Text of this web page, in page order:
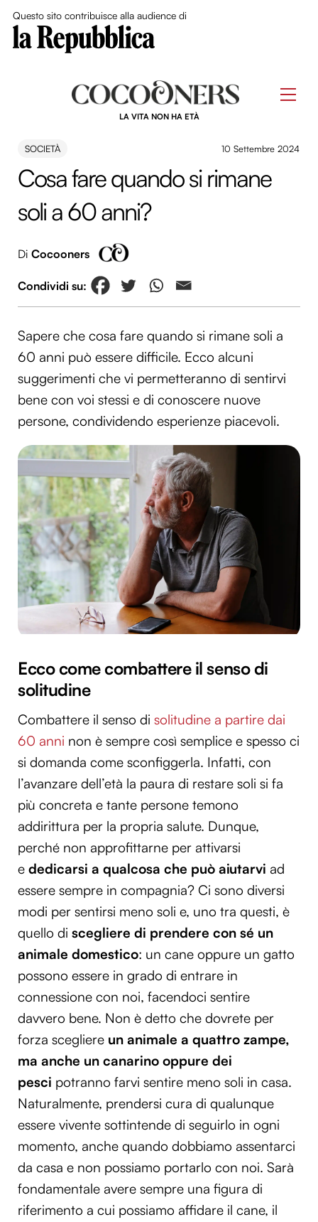
Questo sito contribuisce alla audience di
LA VITA NON HA ETÀ
SOCIETÀ 10 Settembre 2024
Cosa fare quando si rimane
soli a 60 anni?
Di Cocooners
Sapere che cosa fare quando si rimane soli a
60 anni può essere difficile. Ecco alcuni
suggerimenti che vi permetteranno di sentirvi
bene con voi stessi e di conoscere nuove
persone, condividendo esperienze piacevoli.
Ecco come combattere il senso di
solitudine
Combattere il senso di solitudine a partire dai
60 anni non è sempre così semplice e spesso ci
si domanda come sconfiggerla. Infatti, con
l’avanzare dell’età la paura di restare soli si fa
più concreta e tante persone temono
addirittura per la propria salute. Dunque,
perché non approfittarne per attivarsi
e dedicarsi a qualcosa che può aiutarvi ad
essere sempre in compagnia? Ci sono diversi
modi per sentirsi meno soli e, uno tra questi, è
quello di scegliere di prendere con sé un
animale domestico: un cane oppure un gatto
possono essere in grado di entrare in
connessione con noi, facendoci sentire
davvero bene. Non è detto che dovrete per
forza scegliere un animale a quattro zampe,
ma anche un canarino oppure dei
pesci potranno farvi sentire meno soli in casa.
Naturalmente, prendersi cura di qualunque
essere vivente sottintende di seguirlo in ogni
momento, anche quando dobbiamo assentarci
da casa e non possiamo portarlo con noi. Sarà
fondamentale avere sempre una figura di
riferimento a cui possiamo affidare il cane, il